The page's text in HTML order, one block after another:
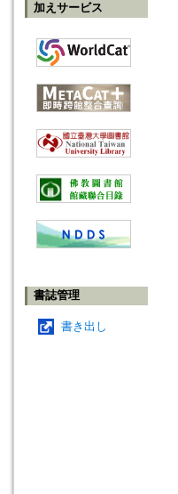
加えサービス
書誌管理
書き出し